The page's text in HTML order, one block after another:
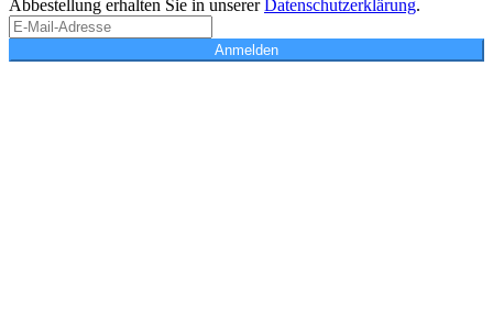
Abbestellung erhalten Sie in unsererDatenschutzerklärung.
Anmelden